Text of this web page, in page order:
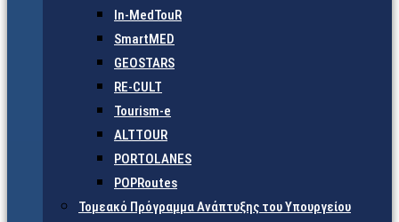
In-MedTouR
SmartMED
GEOSTARS
RE-CULT
Tourism-e
ALTTOUR
PORTOLANES
POPRoutes
Τομεακό Πρόγραμμα Ανάπτυξης του Υπουργείου